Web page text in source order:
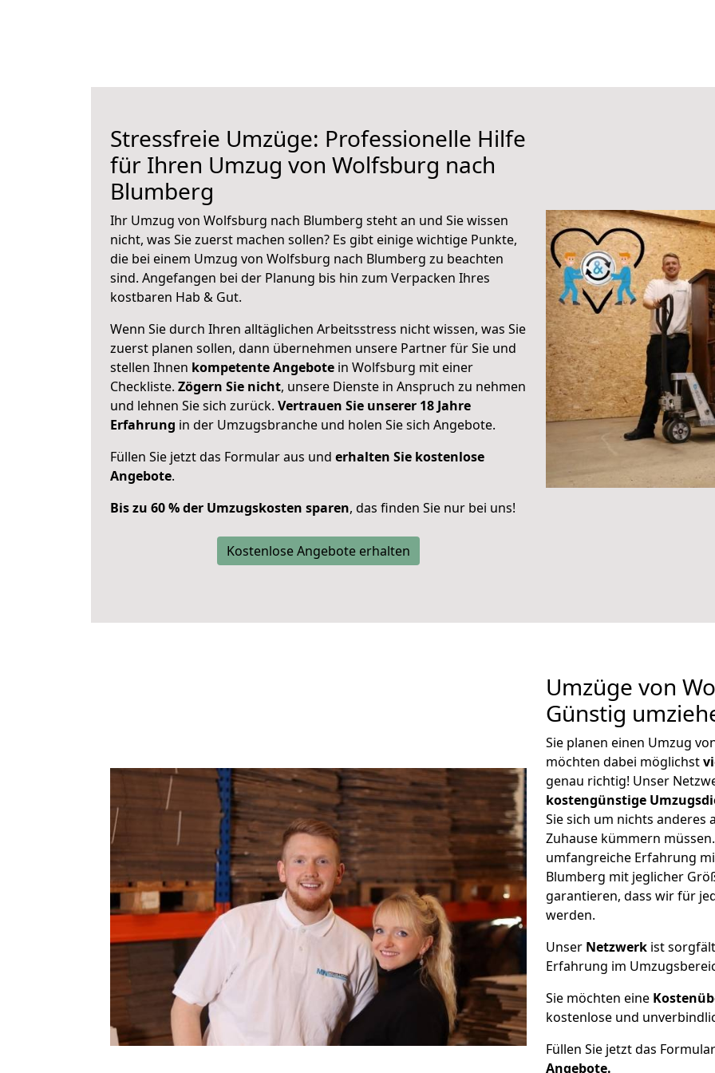
Stressfreie Umzüge: Professionelle Hilfe
für Ihren Umzug von Wolfsburg nach
Blumberg
Ihr Umzug von Wolfsburg nach Blumberg steht an und Sie wissen
nicht, was Sie zuerst machen sollen? Es gibt einige wichtige Punkte,
die bei einem Umzug von Wolfsburg nach Blumberg zu beachten
sind. Angefangen bei der Planung bis hin zum Verpacken Ihres
kostbaren Hab & Gut.
Wenn Sie durch Ihren alltäglichen Arbeitsstress nicht wissen, was Sie
zuerst planen sollen, dann übernehmen unsere Partner für Sie und
stellen Ihnen kompetente Angebote in Wolfsburg mit einer
Checkliste. Zögern Sie nicht, unsere Dienste in Anspruch zu nehmen
und lehnen Sie sich zurück. Vertrauen Sie unserer 18 Jahre
Erfahrung in der Umzugsbranche und holen Sie sich Angebote.
Füllen Sie jetzt das Formular aus und erhalten Sie kostenlose
Angebote.
Bis zu 60 % der Umzugskosten sparen, das finden Sie nur bei uns!
Kostenlose Angebote erhalten
Umzüge von
Günstig
Sie planen einen Umzug
möchten dabei möglichst
genau richtig! Unser
kostengünstige
Sie sich um nichts anderes
Zuhause kümmern
umfangreiche Erfahrung
Blumberg mit jeglicher
garantieren, dass wir für
werden.
Unser Netzwerk ist
Erfahrung im
Sie möchten eine
kostenlose und
Füllen Sie jetzt das
Angebote.